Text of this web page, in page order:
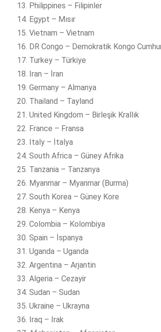
Philippines – Filipinler
Egypt – Mısır
Vietnam – Vietnam
DR Congo – Demokratik Kongo
Turkey – Türkiye
Iran – İran
Germany – Almanya
Thailand – Tayland
United Kingdom – Birleşik Krallık
France – Fransa
Italy – İtalya
South Africa – Güney Afrika
Tanzania – Tanzanya
Myanmar – Myanmar (Burma)
South Korea – Güney Kore
Kenya – Kenya
Colombia – Kolombiya
Spain – İspanya
Uganda – Uganda
Argentina – Arjantin
Algeria – Cezayir
Sudan – Sudan
Ukraine – Ukrayna
Iraq – Irak